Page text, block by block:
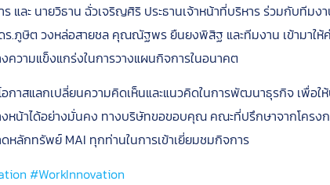
และ นายวิธาน ฉั่วเจริญศิริ ประธานเจ้าหน้าที่บริหาร ร่วมกับทีมง
.ภูษิต วงหล่อสายชล คุณณัฐพร ยืนยงพิสิฐ และทีมงาน เข้ามาให้
วามแข็งแกร่งในการวางแผนกิจการในอนาคต
อกาสแลกเปลี่ยนความคิดเห็นและแนวคิดในการพัฒนาธุรกิจ เพื่อใ
หน้าได้อย่างมั่นคง ทางบริษัทขอขอบคุณ คณะที่ปรึกษาจากโครงก
หลักทรัพย์ MAI ทุกท่านในการเข้าเยี่ยมชมกิจการ
#WorkInnovation